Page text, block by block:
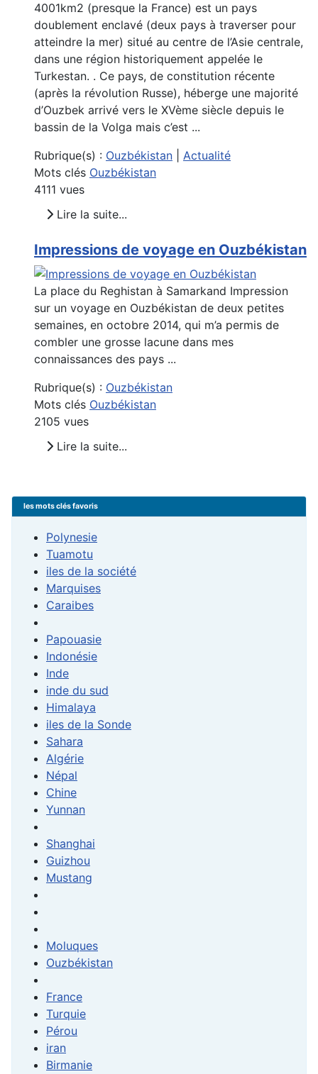
4001km2 (presque la France) est un pays
doublement enclavé (deux pays à traverser pour
atteindre la mer) situé au centre de l’Asie centrale,
dans une région historiquement appelée le
Turkestan. . Ce pays, de constitution récente
(après la révolution Russe), héberge une majorité
d’Ouzbek arrivé vers le XVème siècle depuis le
bassin de la Volga mais c’est ...
Rubrique(s) : Ouzbékistan
Actualité
Mots clés Ouzbékistan
4111 vues
Lire la suite...
Impressions de voyage en Ouzbékistan
La place du Reghistan à Samarkand Impression
sur un voyage en Ouzbékistan de deux petites
semaines, en octobre 2014, qui m’a permis de
combler une grosse lacune dans mes
connaissances des pays ...
Rubrique(s) : Ouzbékistan
Mots clés Ouzbékistan
2105 vues
Lire la suite...
les mots clés favoris
Polynesie
Tuamotu
iles de la société
Marquises
Caraibes
Papouasie
Indonésie
Inde
inde du sud
Himalaya
iles de la Sonde
Sahara
Algérie
Népal
Chine
Yunnan
Shanghai
Guizhou
Mustang
Moluques
Ouzbékistan
France
Turquie
Pérou
iran
Birmanie